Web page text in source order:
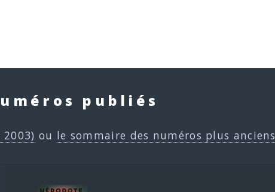
publiés
ou le sommaire des numéros plus anciens